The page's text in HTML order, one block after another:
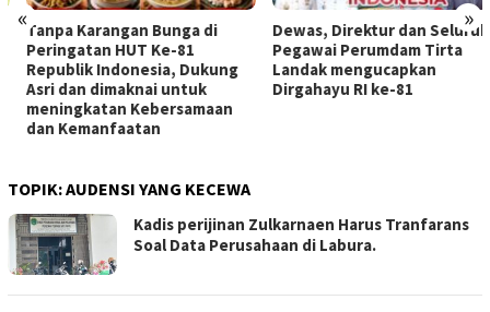
« »
Tanpa Karangan Bunga di
Peringatan HUT Ke-81
Republik Indonesia, Dukung
Asri dan dimaknai untuk
meningkatan Kebersamaan
dan Kemanfaatan
Dewas, Direktur dan Seluruh
Pegawai Perumdam Tirta
Landak mengucapkan
Dirgahayu RI ke-81
TOPIK:AUDENSI YANG KECEWA
Kadis perijinan Zulkarnaen Harus Tranfarans
Soal Data Perusahaan di Labura.